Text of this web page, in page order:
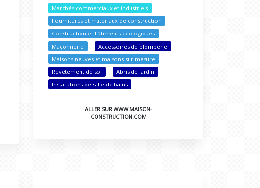
Marchés commerciaux et industriels
Fournitures et matériaux de construction
Construction et bâtiments écologiques
Maçonnerie
Accessoires de plomberie
Maisons neuves et maisons sur mesure
Revêtement de sol
Abris de jardin
Installations de salle de bains
ALLER SUR WWW.MAISON-
CONSTRUCTION.COM